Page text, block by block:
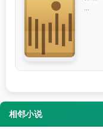
相邻小说